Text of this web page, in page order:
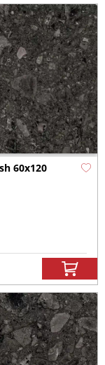
60x120